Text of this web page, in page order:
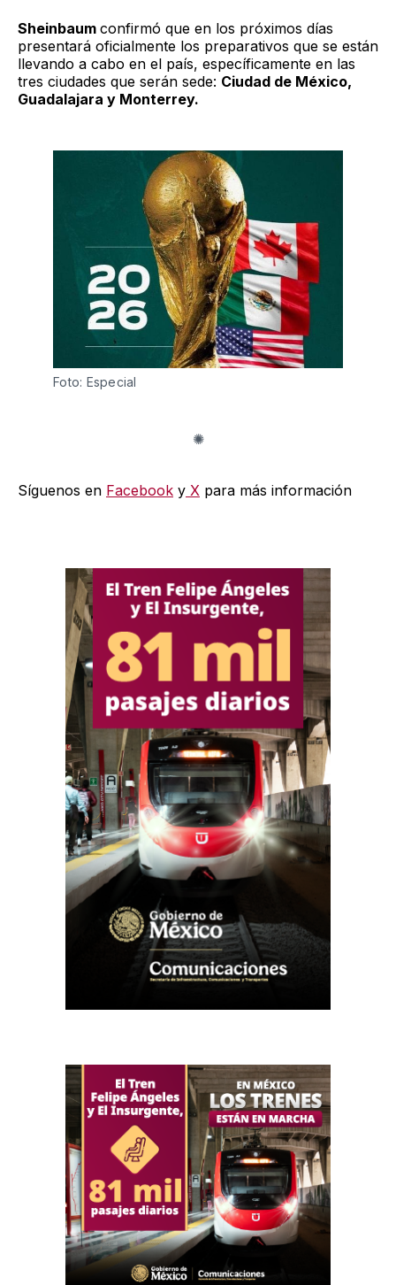
Sheinbaum confirmó que en los próximos días
presentará oficialmente los preparativos que se están
llevando a cabo en el país, específicamente en las
tres ciudades que serán sede: Ciudad de México,
Guadalajara y Monterrey.
Foto: Especial
Síguenos en Facebook y X para más información